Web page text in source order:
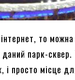
то
даний парк-
і просто місце